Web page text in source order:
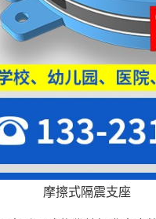
摩擦式隔震支座